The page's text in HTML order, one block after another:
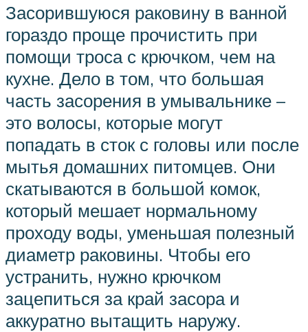
Засорившуюся раковину в ванной
гораздо проще прочистить при
помощи троса с крючком, чем на
кухне. Дело в том, что большая
часть засорения в умывальнике –
это волосы, которые могут
попадать в сток с головы или после
мытья домашних питомцев. Они
скатываются в большой комок,
который мешает нормальному
проходу воды, уменьшая полезный
диаметр раковины. Чтобы его
устранить, нужно крючком
зацепиться за край засора и
аккуратно вытащить наружу.